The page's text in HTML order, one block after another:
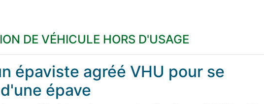
DE VÉHICULE HORS D'USAGE
épaviste agréé VHU pour se
épave